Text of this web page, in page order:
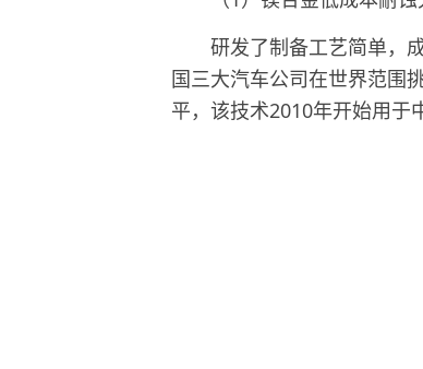
研发了制备工艺简单，成
国三大汽车公司在世界范围
平，该技术2010年开始用于